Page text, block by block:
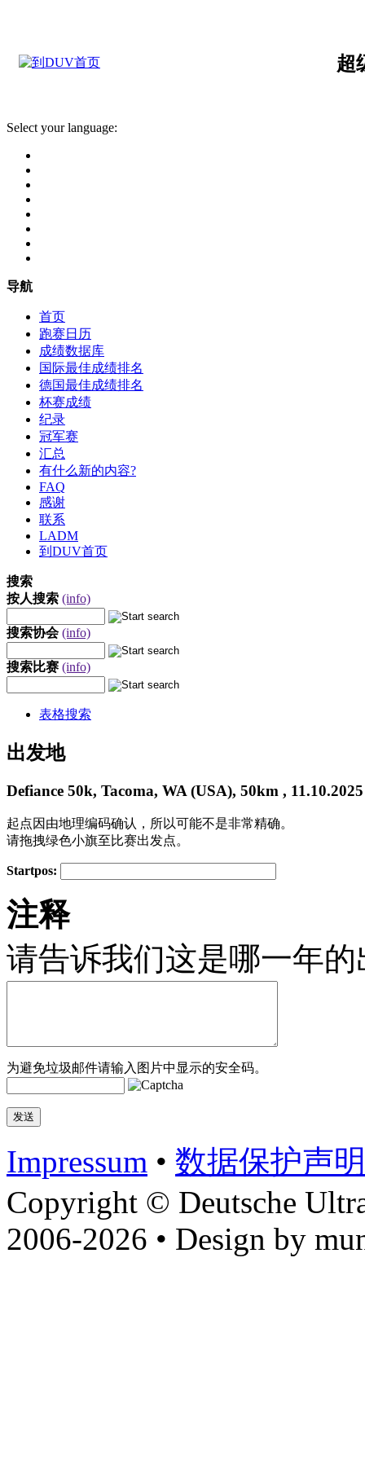
超
Select your language:
导航
首页
跑赛日历
成绩数据库
国际最佳成绩排名
德国最佳成绩排名
杯赛成绩
纪录
冠军赛
汇总
有什么新的内容?
FAQ
感谢
联系
LADM
到DUV首页
搜索
按人搜索 (info)
搜索协会 (info)
搜索比赛 (info)
表格搜索
出发地
Defiance 50k, Tacoma, WA (USA), 50km , 11.10.2025
起点因由地理编码确认，所以可能不是非常精确。
请拖拽绿色小旗至比赛出发点。
−
Startpos:
注释
请告诉我们这是哪一年
为避免垃圾邮件请输入图片中显示的安全码。
Impressum • 数据​保护​声明
Copyright © Deutsche
2006-2026 • Design by